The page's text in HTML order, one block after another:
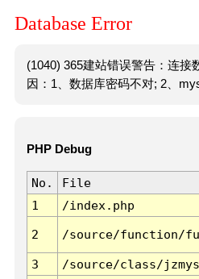
Database Error
(1040) 365建站错误警告：连接
因：1、数据库密码不对; 2、
PHP Debug
No. File
1
/index.php
2 /source/function/
3 /source/class/